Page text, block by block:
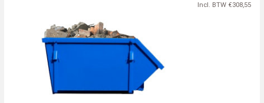
Incl. BTW €308,55